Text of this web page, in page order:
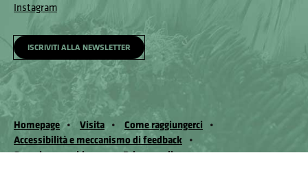
Instagram
ISCRIVITI ALLA NEWSLETTER
Homepage Visita
Come raggiungerci
Accessibilità e meccanismo di feedback
Segnala un problema
Privacy policy